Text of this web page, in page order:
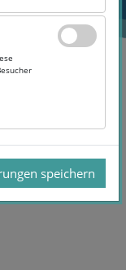
speichern
speichern